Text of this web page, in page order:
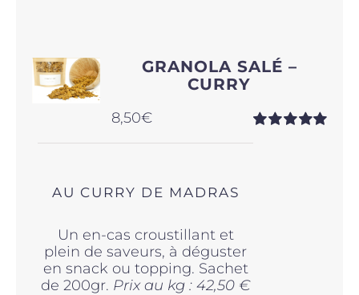
options
peuvent
être
la
produit
GRANOLA SALÉ –
CURRY
8,50€
AU CURRY DE MADRAS
Un en-cas croustillant et
plein de saveurs, à déguster
en snack ou topping. Sachet
de 200gr. Prix au kg : 42,50 €